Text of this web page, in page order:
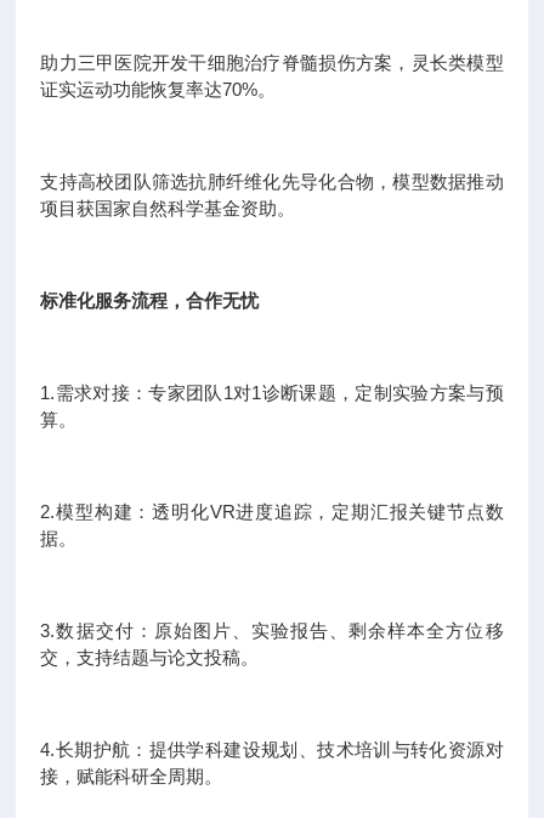
助力三甲医院开发干细胞治疗脊髓损伤方案，灵长类模型
证实运动功能恢复率达70%。
支持高校团队筛选抗肺纤维化先导化合物，模型数据推动
项目获国家自然科学基金资助。
标准化服务流程，合作无忧
1.需求对接：专家团队1对1诊断课题，定制实验方案与预
算。
2.模型构建：透明化VR进度追踪，定期汇报关键节点数
据。
3.数据交付：原始图片、实验报告、剩余样本全方位移
交，支持结题与论文投稿。
4.长期护航：提供学科建设规划、技术培训与转化资源对
接，赋能科研全周期。